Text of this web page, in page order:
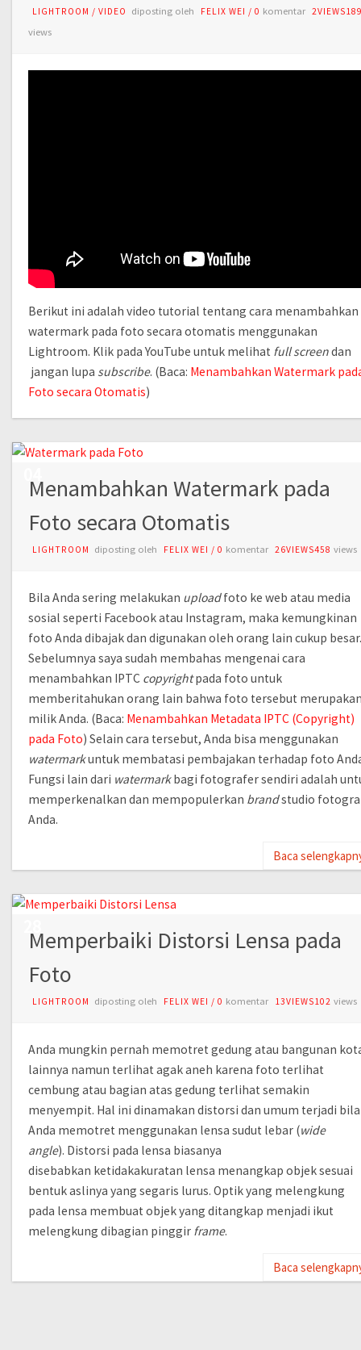
LIGHTROOM / VIDEO diposting oleh FELIX WEI / 0 komentar
views
Berikut ini adalah video tutorial tentang cara menambahkan
watermark pada foto secara otomatis menggunakan
Lightroom. Klik pada YouTube untuk melihat full screendan
jangan lupa subscribe. (Baca: Menambahkan Watermark
Foto secara Otomatis)
JUL
Menambahkan Watermark pada
Foto secara Otomatis
LIGHTROOM diposting oleh FELIX WEI / 0 komentar 26VIEWS458 views
Bila Anda sering melakukan uploadfoto ke web atau media
sosial seperti Facebook atau Instagram, maka kemungkinan
foto Anda dibajak dan digunakan oleh orang lain cukup besar.
Sebelumnya saya sudah membahas mengenai cara
menambahkan IPTC copyrightpada foto untuk
memberitahukan orang lain bahwa foto tersebut
milik Anda. (Baca: Menambahkan Metadata IPTC (Copyright)
pada Foto) Selain cara tersebut, Anda bisa menggunakan
watermarkuntuk membatasi pembajakan terhadap foto
Fungsi lain dari watermarkbagi fotografer sendiri adalah
memperkenalkan dan mempopulerkan brandstudio
Anda.
Baca
JUN
Memperbaiki Distorsi Lensa pada
Foto
LIGHTROOM diposting oleh FELIX WEI / 0 komentar 13VIEWS102 views
Anda mungkin pernah memotret gedung atau bangunan
lainnya namun terlihat agak aneh karena foto terlihat
cembung atau bagian atas gedung terlihat semakin
menyempit. Hal ini dinamakan distorsi dan umum terjadi bila
Anda memotret menggunakan lensa sudut lebar (wide
angle). Distorsi pada lensa biasanya
disebabkan ketidakakuratan lensa menangkap objek sesuai
bentuk aslinya yang segaris lurus. Optik yang melengkung
pada lensa membuat objek yang ditangkap menjadi ikut
melengkung dibagian pinggir frame.
Baca